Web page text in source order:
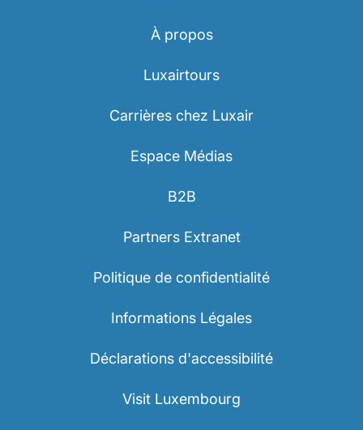
À propos
Luxairtours
Carrières chez Luxair
Espace Médias
B2B
Partners Extranet
Politique de confidentialité
Informations Légales
Déclarations d'accessibilité
Visit Luxembourg